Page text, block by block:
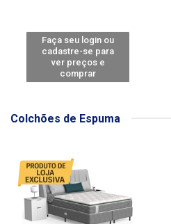
Faça seu login ou
cadastre-se para
ver preços e
comprar
Colchões de Espuma